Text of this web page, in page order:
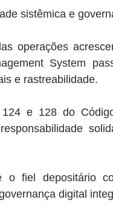
sistêmica e
operações
System
e rastreabilidade.
e 128 do Código
o fiel depositário
digital